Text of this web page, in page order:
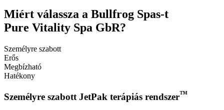
Miért válassza a Bullfrog Spas-t
Pure Vitality Spa GbR?
Személyre szabott
Erős
Megbízható
Hatékony
Személyre szabott JetPak terápiás rendszer™